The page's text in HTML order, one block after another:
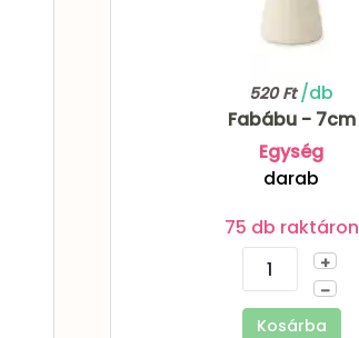
520 Ft/db
Fabábu - 7cm
Egység
darab
75 db raktáron
+
–
Kosárba